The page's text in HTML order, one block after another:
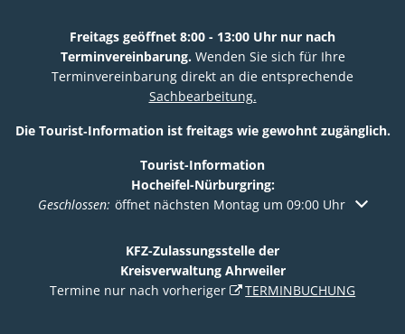
Freitags geöffnet 8:00 - 13:00 Uhr nur nach
Terminvereinbarung. Wenden Sie sich für Ihre
Terminvereinbarung direkt an die entsprechende
Sachbearbeitung.
Die Tourist‑Information ist freitags wie gewohnt zugänglich.
Tourist-Information
Hocheifel-Nürburgring:
Klicken, um weitere Öffnungs- oder Schließzeiten
Geschlossen: öffnet nächsten Montag um 09:00 Uhr
KFZ-Zulassungsstelle der
Kreisverwaltung Ahrweiler
Termine nur nach vorheriger
TERMINBUCHUNG